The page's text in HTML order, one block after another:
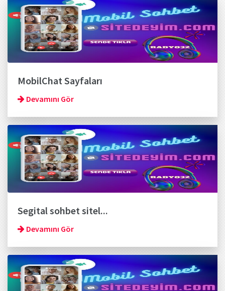
MobilChat Sayfaları
Devamını Gör
Segital sohbet sitel...
Devamını Gör